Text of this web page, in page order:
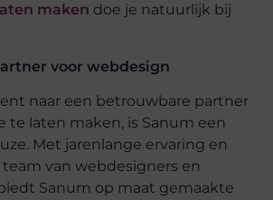
maken doe je natuurlijk bij
voor webdesign
naar een betrouwbare partner
te laten maken, is Sanum een
Met jarenlange ervaring en
van webdesigners en
Sanum op maat gemaakte